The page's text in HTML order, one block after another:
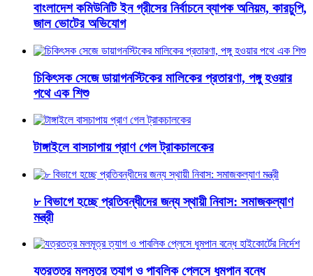
বাংলাদেশ কমিউনিটি ইন গ্রীসের নির্বাচনে ব্যাপক অনিয়ম, কারচুপি,
জাল ভোটের অভিযোগ
চিকিৎসক সেজে ডায়াগনস্টিকের মালিকের প্রতারণা, পঙ্গু হওয়ার
পথে এক শিশু
টাঙ্গাইলে বাসচাপায় প্রাণ গেল ট্রাকচালকের
৮ বিভাগে হচ্ছে প্রতিবন্ধীদের জন্য স্থায়ী নিবাস: সমাজকল্যাণ
মন্ত্রী
যত্রতত্র মলমূত্র ত্যাগ ও পাবলিক প্লেসে ধুমপান বন্ধে